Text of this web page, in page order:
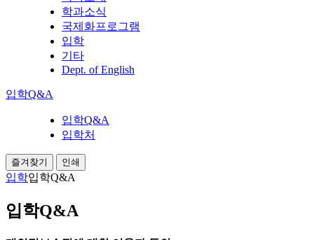
학과소식
국제화프로그램
입학
기타
Dept. of English
입학Q&A
입학Q&A
입학처
즐겨찾기 인쇄
입학입학Q&A
입학Q&A